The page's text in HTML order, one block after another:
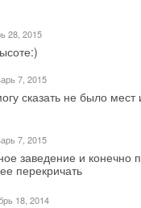
28, 2015
7, 2015
сказать не было
7, 2015
заведение и конечно
перекричать
18, 2014